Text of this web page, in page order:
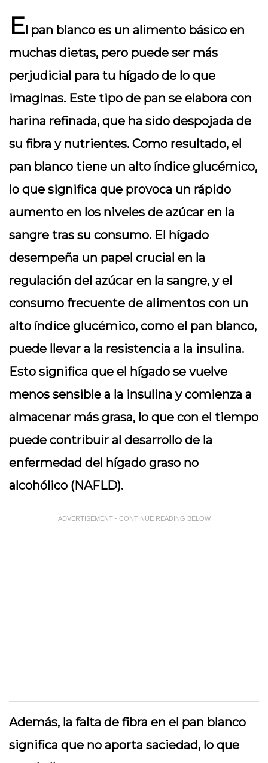
El pan blanco es un alimento básico en
muchas dietas, pero puede ser más
perjudicial para tu hígado de lo que
imaginas. Este tipo de pan se elabora con
harina refinada, que ha sido despojada de
su fibra y nutrientes. Como resultado, el
pan blanco tiene un alto índice glucémico,
lo que significa que provoca un rápido
aumento en los niveles de azúcar en la
sangre tras su consumo. El hígado
desempeña un papel crucial en la
regulación del azúcar en la sangre, y el
consumo frecuente de alimentos con un
alto índice glucémico, como el pan blanco,
puede llevar a la resistencia a la insulina.
Esto significa que el hígado se vuelve
menos sensible a la insulina y comienza a
almacenar más grasa, lo que con el tiempo
puede contribuir al desarrollo de la
enfermedad del hígado graso no
alcohólico (NAFLD).
ADVERTISEMENT - CONTINUE READING BELOW
Además, la falta de fibra en el pan blanco
significa que no aporta saciedad, lo que